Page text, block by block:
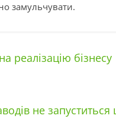
замульчувати.
реалізацію бізнесу
не